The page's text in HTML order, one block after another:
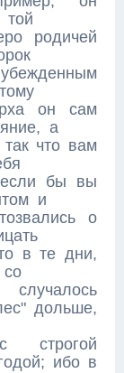
родичей
он сам
а
что вам
если бы вы
и
о
в те дни,
со
дольше,
строгой
ибо в